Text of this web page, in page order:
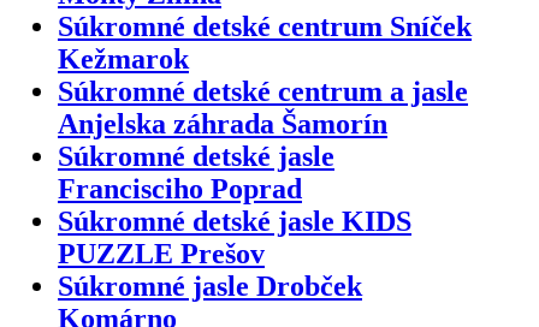
Súkromné detské centrum Sníček
Kežmarok
Súkromné detské centrum a jasle
Anjelska záhrada Šamorín
Súkromné detské jasle
Francisciho Poprad
Súkromné detské jasle KIDS
PUZZLE Prešov
Súkromné jasle Drobček
Komárno